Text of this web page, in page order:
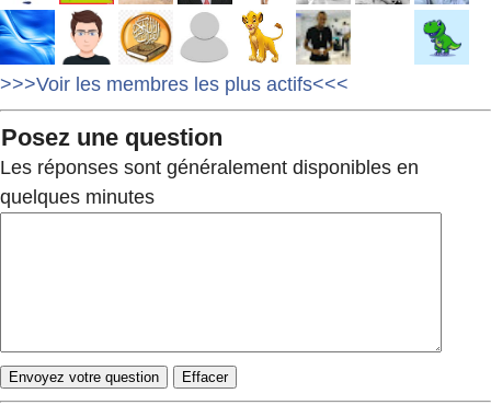
>>>Voir les membres les plus actifs<<<
Posez une question
Les réponses sont généralement disponibles en
quelques minutes